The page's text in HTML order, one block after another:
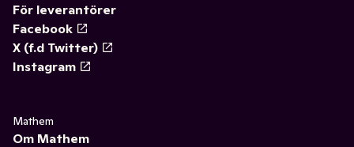
För leverantörer
Facebook
X (f.d Twitter)
Instagram
Mathem
Om Mathem